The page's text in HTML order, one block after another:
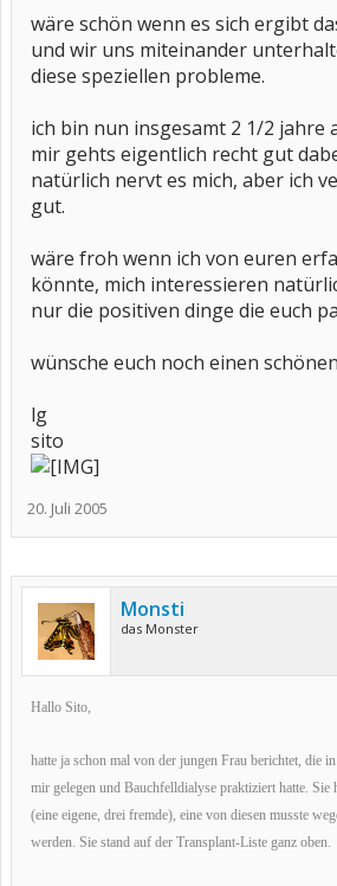
wäre schön wenn es sich ergibt
und wir uns miteinander
diese speziellen probleme.
ich bin nun insgesamt 2 1/2 jahre
mir gehts eigentlich recht gut
natürlich nervt es mich, aber ich
gut.
wäre froh wenn ich von euren
könnte, mich interessieren
nur die positiven dinge die euch
wünsche euch noch einen
lg
sito
20. Juli 2005
Monsti
das Monster
Hallo Sito,
hatte ja schon mal von der jungen Frau berichtet, die
mir gelegen und Bauchfelldialyse praktiziert hatte.
(eine eigene, drei fremde), eine von diesen musste
werden. Sie stand auf der Transplant-Liste ganz oben.